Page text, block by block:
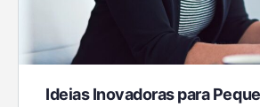
Ideias Inovadoras para